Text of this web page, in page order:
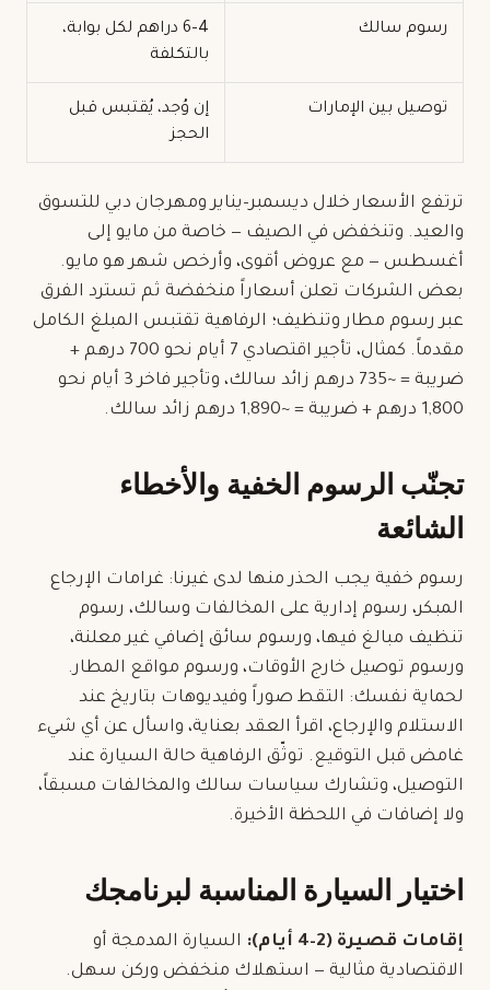
رسوم سالك
4–6 دراهم لكل بوابة،
بالتكلفة
توصيل بين الإمارات
إن وُجد، يُقتبس قبل
الحجز
ترتفع الأسعار خلال ديسمبر–يناير ومهرجان دبي للتسوق
والعيد. وتنخفض في الصيف — خاصة من مايو إلى
أغسطس — مع عروض أقوى، وأرخص شهر هو مايو.
بعض الشركات تعلن أسعاراً منخفضة ثم تسترد الفرق
عبر رسوم مطار وتنظيف؛ الرفاهية تقتبس المبلغ الكامل
مقدماً. كمثال، تأجير اقتصادي 7 أيام نحو 700 درهم +
ضريبة = ~735 درهم زائد سالك، وتأجير فاخر 3 أيام نحو
1,800 درهم + ضريبة = ~1,890 درهم زائد سالك.
تجنّب الرسوم الخفية والأخطاء
الشائعة
رسوم خفية يجب الحذر منها لدى غيرنا: غرامات الإرجاع
المبكر، رسوم إدارية على المخالفات وسالك، رسوم
تنظيف مبالغ فيها، ورسوم سائق إضافي غير معلنة،
ورسوم توصيل خارج الأوقات، ورسوم مواقع المطار.
لحماية نفسك: التقط صوراً وفيديوهات بتاريخ عند
الاستلام والإرجاع، اقرأ العقد بعناية، واسأل عن أي شيء
غامض قبل التوقيع. توثّق الرفاهية حالة السيارة عند
التوصيل، وتشارك سياسات سالك والمخالفات مسبقاً،
ولا إضافات في اللحظة الأخيرة.
اختيار السيارة المناسبة لبرنامجك
إقامات قصيرة (2–4 أيام):
السيارة المدمجة أو
الاقتصادية مثالية — استهلاك منخفض وركن سهل.